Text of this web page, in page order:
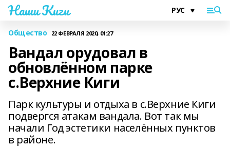
Наши Киги
Общество 22 ФЕВРАЛЯ 2020, 01:27
Вандал орудовал в
обновлённом парке
с.Верхние Киги
Парк культуры и отдыха в с.Верхние Киги
подвергся атакам вандала. Вот так мы
начали Год эстетики населённых пунктов
в районе.